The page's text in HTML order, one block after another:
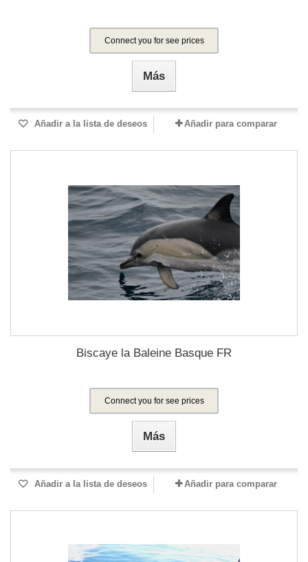
Connect you for see prices
Más
Añadir a la lista de deseos Añadir para comparar
Biscaye la Baleine Basque FR
Connect you for see prices
Más
Añadir a la lista de deseos Añadir para comparar